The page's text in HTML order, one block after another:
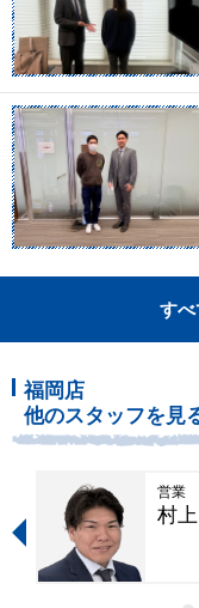
すべ
福岡店
他のスタッフを見
0